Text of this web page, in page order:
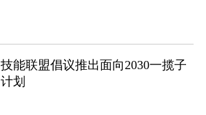
技能联盟倡议推出面向2030一揽子
计划